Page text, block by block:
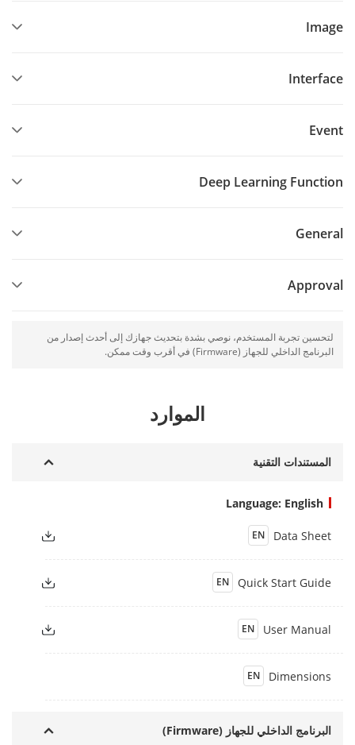
Image
Interface
Event
Deep Learning Function
General
Approval
لتحسين تجربة المستخدم، نوصي بشدة بتحديث جهازك إلى أحدث إصدار من
البرنامج الداخلي للجهاز (Firmware) في أقرب وقت ممكن.
الموارد
المستندات التقنية
Language: English
Data Sheet
EN
Quick Start Guide
EN
User Manual
EN
Dimensions
EN
البرنامج الداخلي للجهاز (Firmware)